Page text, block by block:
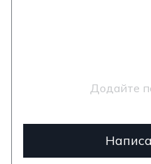
Додайте